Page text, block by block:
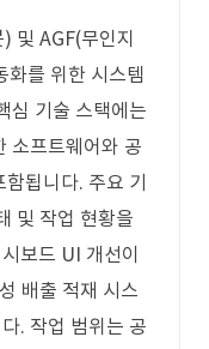
및 AGF(무인지
화를 위한 시스템
심 기술 스택에는
소프트웨어와 공
됩니다. 주요 기
및 작업 현황을
보드 UI 개선이
배출 적재 시스
. 작업 범위는 공